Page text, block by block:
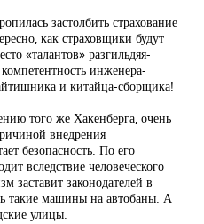
застолбить страхование
как страховщики будут
«талантов» разгильдяя-
инженера-
и китайца-сборщика!
того же Хакенберга, очень
внедрения
безопасность. По его
вследствие человеческого
заставит законодателей в
такие машины на автобаны. А
улицы.